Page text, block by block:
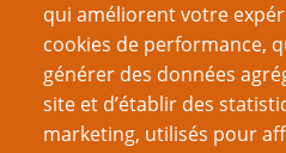
qui améliorent votre
cookies de performance,
générer des données
site et d’établir des
marketing, utilisés pour
mars 2026(11)
décembre 2025(15)
septembre 2025(8)